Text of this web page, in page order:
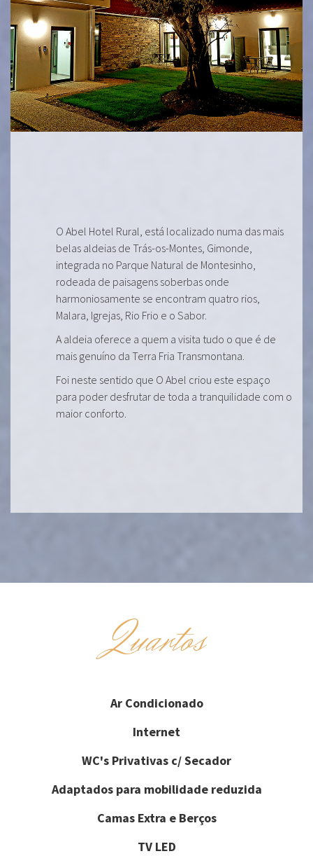
O Abel Hotel Rural, está localizado numa das mais
belas aldeias de Trás-os-Montes, Gimonde,
integrada no Parque Natural de Montesinho,
rodeada de paisagens soberbas onde
harmoniosamente se encontram quatro rios,
Malara, Igrejas, Rio Frio e o Sabor.
A aldeia oferece a quem a visita tudo o que é de
mais genuíno da Terra Fria Transmontana.
Foi neste sentido que O Abel criou este espaço
para poder desfrutar de toda a tranquilidade com o
maior conforto.
Quartos
Ar Condicionado
Internet
WC's Privativas c/ Secador
Adaptados para mobilidade reduzida
Camas Extra e Berços
TV LED